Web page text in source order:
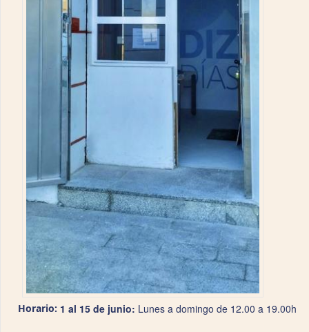
Horario: 1 al 15 de junio: Lunes a domingo de 12.00 a 19.00h